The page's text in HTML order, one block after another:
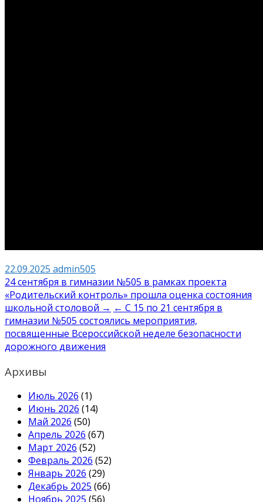
22.09.2025 admin505
Навигация
по
записям
24 сентября в гимназии №505 в рамках проекта
«Родительский контроль» прошла оценка состояния
школьной столовой → ← С 15 по 21 сентября в
гимназии №505 состоялись мероприятия,
посвященные Всероссийской неделе безопасности
дорожного движения
Архивы
Июль 2026 (1)
Июнь 2026 (14)
Май 2026 (50)
Апрель 2026 (67)
Март 2026 (52)
Февраль 2026 (52)
Январь 2026 (29)
Декабрь 2025 (66)
Ноябрь 2025 (56)